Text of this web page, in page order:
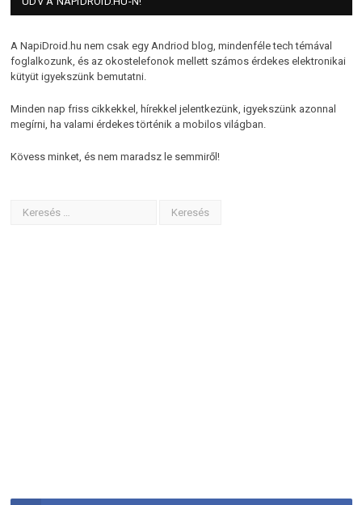
A NapiDroid.hu nem csak egy Andriod blog, mindenféle tech témával
foglalkozunk, és az okostelefonok mellett számos érdekes elektronikai
kütyüt igyekszünk bemutatni.
Minden nap friss cikkekkel, hírekkel jelentkezünk, igyekszünk azonnal
megírni, ha valami érdekes történik a mobilos világban.
Kövess minket, és nem maradsz le semmiről!